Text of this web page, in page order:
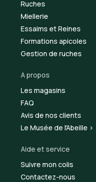
Ruches
Miellerie
Essaims et Reines
Formations apicoles
Gestion de ruches
A propos
Les magasins
FAQ
Avis de nos clients
Le Musée de l'Abeille >
Aide et service
Suivre mon colis
Contactez-nous